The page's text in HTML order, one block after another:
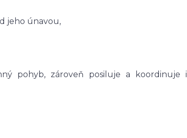
jeho únavou,
pohyb, zároveň posiluje a koordinuje i